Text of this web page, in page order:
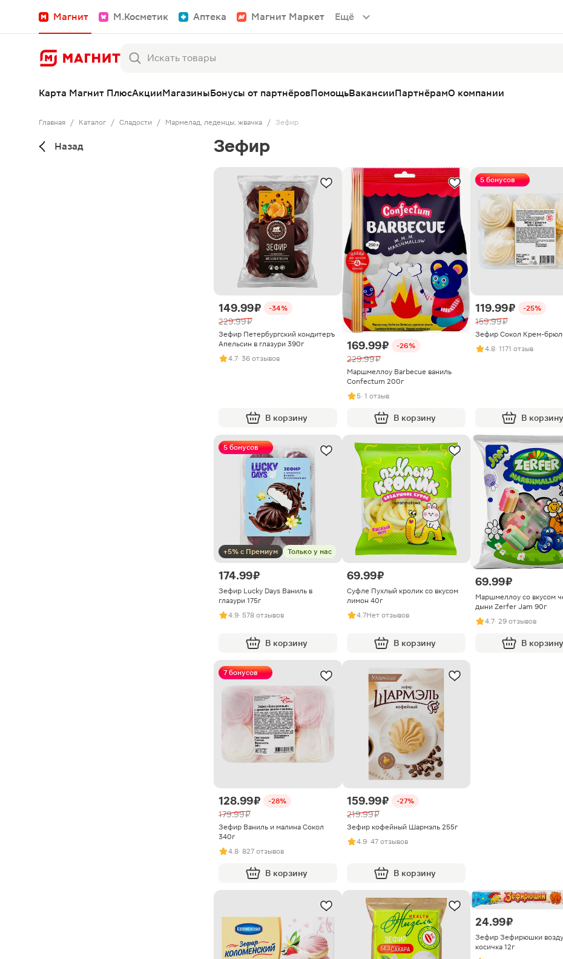
Магнит М.Косметик Аптека Магнит Маркет Ещё
Карта Магнит ПлюсАкцииМагазиныБонусы от партнёровПомощьВакансииПартнёрамО компании
Главная / Каталог / Сладости / Мармелад, леденцы, жвачка / Зефир
Назад Зефир
149.99 ₽ -34%
229.99 ₽
Зефир Петербургский кондитеръ
Апельсин в глазури 390г
4.7· 36 отзывов
В корзину
169.99 ₽ -26%
229.99 ₽
Маршмеллоу Barbecue ваниль
Confectum 200г
5· 1 отзыв
В корзину
5 бонусов
119.99 ₽ -25%
159.99 ₽
Зефир Сокол Крем-
4.8· 1171 отзыв
В корзину
5 бонусов
+5% с Премиум Только у нас
174.99 ₽
Зефир Lucky Days Ваниль в
глазури 175г
4.9· 578 отзывов
В корзину
69.99 ₽
Суфле Пухлый кролик со вкусом
лимон 40г
4.7Нет отзывов
В корзину
69.99 ₽
Маршмеллоу со вкусом
дыни Zerfer Jam 90г
4.7· 29 отзывов
В корзину
7 бонусов
128.99 ₽ -28%
179.99 ₽
Зефир Ваниль и малина Сокол
340г
4.8· 827 отзывов
В корзину
159.99 ₽ -27%
219.99 ₽
Зефир кофейный Шармэль 255г
4.9· 47 отзывов
В корзину
24.99 ₽
Зефир Зефирюшки
косичка 12г